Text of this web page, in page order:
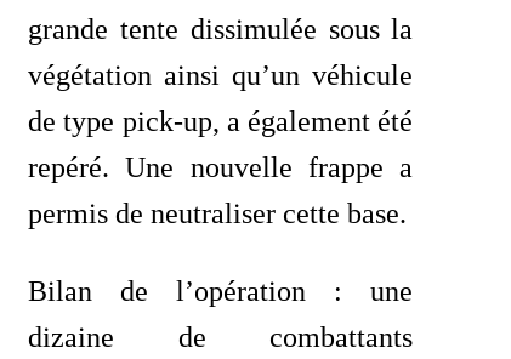
grande tente dissimulée sous la
végétation ainsi qu’un véhicule
de type pick-up, a également été
repéré. Une nouvelle frappe a
permis de neutraliser cette base.
Bilan de l’opération : une
dizaine de combattants